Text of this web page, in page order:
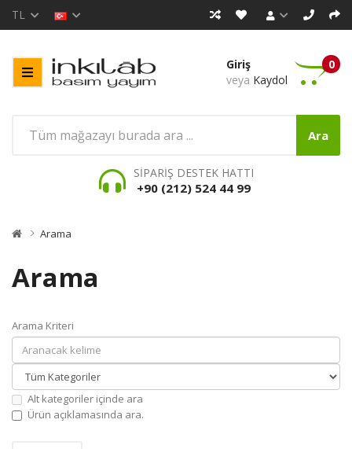
TL
Giriş
veya Kaydol
0
Ara
SİPARİŞ DESTEK HATTI
+90 (212) 524 44 99
Arama
Arama
Arama Kriteri
Alt kategoriler içinde ara
Ürün açıklamasında ara.